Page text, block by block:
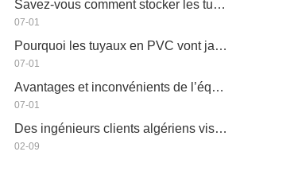
Savez-vous comment stocker les tuyaux en plastique?
07-01
Pourquoi les tuyaux en PVC vont jaunir
07-01
Avantages et inconvénients de l’équipement d’irrigation économe en eau
07-01
Des ingénieurs clients algériens visitent l'atelier HWYAA pour un échange technique
02-09